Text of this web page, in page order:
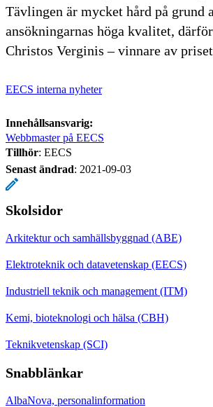
Tävlingen är mycket hård på grund
ansökningarnas höga kvalitet,
Christos Verginis – vinnare av
EECS interna nyheter
Innehållsansvarig:
Webbmaster på EECS
Tillhör: EECS
Senast ändrad: 2021-09-03
Skolsidor
Arkitektur och samhällsbyggnad (ABE)
Elektroteknik och datavetenskap (EECS)
Industriell teknik och management (ITM)
Kemi, bioteknologi och hälsa (CBH)
Teknikvetenskap (SCI)
Snabblänkar
AlbaNova, personalinformation